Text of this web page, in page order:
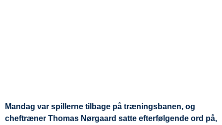
Mandag var spillerne tilbage på træningsbanen, og
cheftræner Thomas Nørgaard satte efterfølgende ord på,